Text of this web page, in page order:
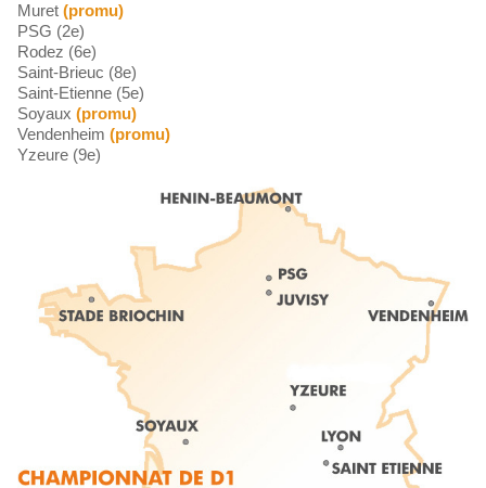
Muret (promu)
PSG (2e)
Rodez (6e)
Saint-Brieuc (8e)
Saint-Etienne (5e)
Soyaux (promu)
Vendenheim (promu)
Yzeure (9e)